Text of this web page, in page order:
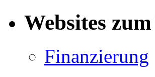
Websites
Finanzierung